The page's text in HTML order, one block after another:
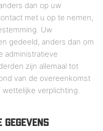
dan op uw
met u op te nemen,
Uw
gedeeld, anders dan om
administratieve
zijn allemaal tot
van de overeenkomst
verplichting.
GEGEVENS